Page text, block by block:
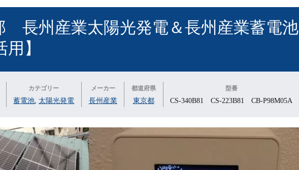
長州産業太陽光発電＆長州産業蓄電池
】
カテゴリー
蓄電池 太陽光発電
メーカー
長州産業
都道府県
東京都
型番
CS-340B81 CS-223B81 CB-P98M05A